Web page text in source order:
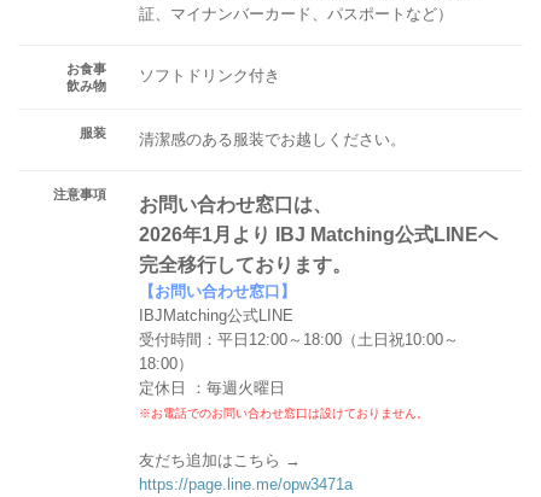
証、マイナンバーカード、パスポートなど）
お食事
飲み物
ソフトドリンク付き
服装 清潔感のある服装でお越しください。
注意事項
お問い合わせ窓口は、
2026年1月より IBJ Matching公式LINEへ
完全移行しております。
【お問い合わせ窓口】
IBJMatching公式LINE
受付時間：平日12:00～18:00（土日祝10:00～
18:00）
定休日 ：毎週火曜日
※お電話でのお問い合わせ窓口は設けておりません。
友だち追加はこちら →
https://page.line.me/opw3471a